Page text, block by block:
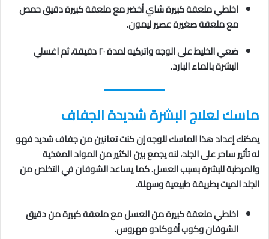
اخلطي ملعقة كبيرة شاي أخضر مع ملعقة كبيرة دقيق حمص
مع ملعقة صغيرة عصير ليمون.
ضعي الخليط على الوجه واتركيه لمدة ٢٠ دقيقة، ثم اغسلي
البشرة بالماء البارد.
ماسك لعلاج البشرة شديدة الجفاف
يمكنك إعداد هذا الماسك للوجه إن كنت تعانين من جفاف شديد فهو
له تأثير ساحر على الجلد، لنه يجمع بين الكثير من المواد المغذية
والمرطبة للبشرة بسبب العسل. كما يساعد الشوفان في التخلص من
الجلد الميت بطريقة طبيعية وسهلة.
اخلطي ملعقة كبيرة من العسل مع ملعقة كبيرة من دقيق
الشوفان وكوب أفوكادو مهروس.